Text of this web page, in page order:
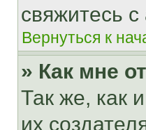
свяжитесь
Вернуться к
» Как мне
Так же, как
их